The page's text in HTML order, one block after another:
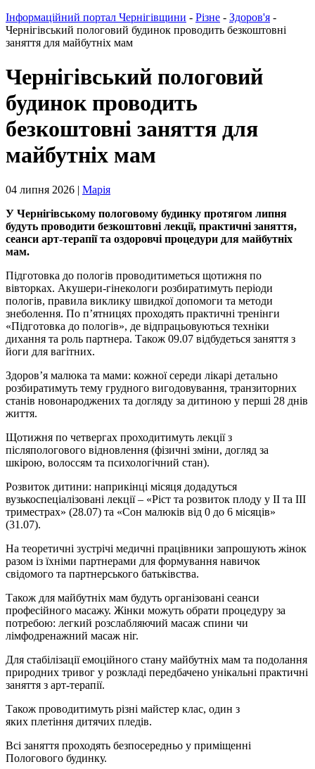
Інформаційний портал Чернігівщини - Різне - Здоров'я -
Чернігівський пологовий будинок проводить безкоштовні
заняття для майбутніх мам
Чернігівський пологовий
будинок проводить
безкоштовні заняття для
майбутніх мам
04 липня 2026 | Марія
У Чернігівському пологовому будинку протягом липня
будуть проводити безкоштовні лекції, практичні заняття,
сеанси арт-терапії та оздоровчі процедури для майбутніх
мам.
Підготовка до пологів проводитиметься щотижня по
вівторках. Акушери-гінекологи розбиратимуть періоди
пологів, правила виклику швидкої допомоги та методи
знеболення. По п’ятницях проходять практичні тренінги
«Підготовка до пологів», де відпрацьовуються техніки
дихання та роль партнера. Також 09.07 відбудеться заняття з
йоги для вагітних.
Здоров’я малюка та мами: кожної середи лікарі детально
розбиратимуть тему грудного вигодовування, транзиторних
станів новонароджених та догляду за дитиною у перші 28 днів
життя.
Щотижня по четвергах проходитимуть лекції з
післяпологового відновлення (фізичні зміни, догляд за
шкірою, волоссям та психологічний стан).
Розвиток дитини: наприкінці місяця додадуться
вузькоспеціалізовані лекції – «Ріст та розвиток плоду у II та III
триместрах» (28.07) та «Сон малюків від 0 до 6 місяців»
(31.07).
На теоретичні зустрічі медичні працівники запрошують жінок
разом із їхніми партнерами для формування навичок
свідомого та партнерського батьківства.
Також для майбутніх мам будуть організовані сеанси
професійного масажу. Жінки можуть обрати процедуру за
потребою: легкий розслабляючий масаж спини чи
лімфодренажний масаж ніг.
Для стабілізації емоційного стану майбутніх мам та подолання
природних тривог у розкладі передбачено унікальні практичні
заняття з арт-терапії.
Також проводитимуть різні майстер клас, один з
яких плетіння дитячих пледів.
Всі заняття проходять безпосередньо у приміщенні
Пологового будинку.